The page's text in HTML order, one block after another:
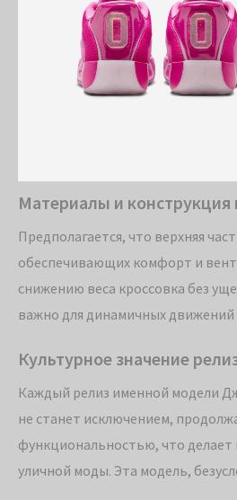
Материалы и конструкция
Предполагается, что верхняя
обеспечивающих комфорт и
снижению веса кроссовка без
важно для динамичных
Культурное значение
Каждый релиз именной модели
не станет исключением,
функциональностью, что делает
уличной моды. Эта модель,